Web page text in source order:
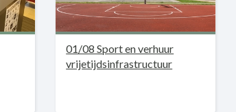
01/08 Sport en verhuur
vrijetijdsinfrastructuur